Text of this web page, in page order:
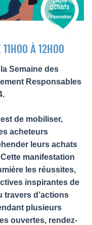
11H00 À 12H00
Semaine des
Responsables
de mobiliser,
acheteurs
leurs achats
manifestation
les réussites,
inspirantes de
travers d’actions
plusieurs
ouvertes, rendez-